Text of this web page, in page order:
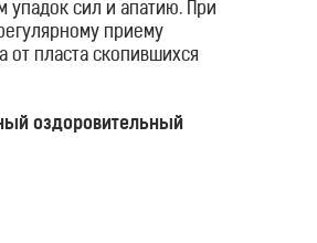
упадок сил и апатию. При
приему
от пласта скопившихся
оздоровительный